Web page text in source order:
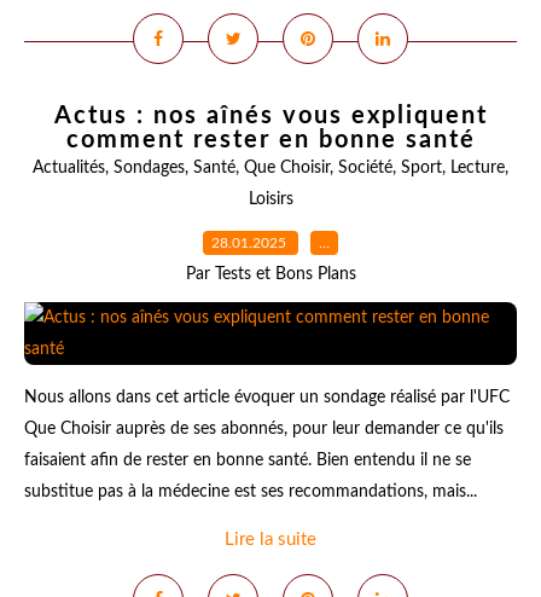
Actus : nos aînés vous expliquent
comment rester en bonne santé
Actualités, Sondages, Santé, Que Choisir, Société, Sport, Lecture,
Loisirs
28.01.2025 …
Par Tests et Bons Plans
Nous allons dans cet article évoquer un sondage réalisé par l'UFC
Que Choisir auprès de ses abonnés, pour leur demander ce qu'ils
faisaient afin de rester en bonne santé. Bien entendu il ne se
substitue pas à la médecine est ses recommandations, mais...
Lire la suite